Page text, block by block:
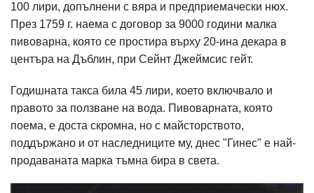
100 лири, допълнени с вяра и предприемачески нюх.
През 1759 г. наема с договор за 9000 години малка
пивоварна, която се простира върху 20-ина декара в
центъра на Дъблин, при Сейнт Джеймсис гейт.
Годишната такса била 45 лири, което включвало и
правото за ползване на вода. Пивоварната, която
поема, е доста скромна, но с майсторството,
поддържано и от наследниците му, днес "Гинес" е най-
продаваната марка тъмна бира в света.